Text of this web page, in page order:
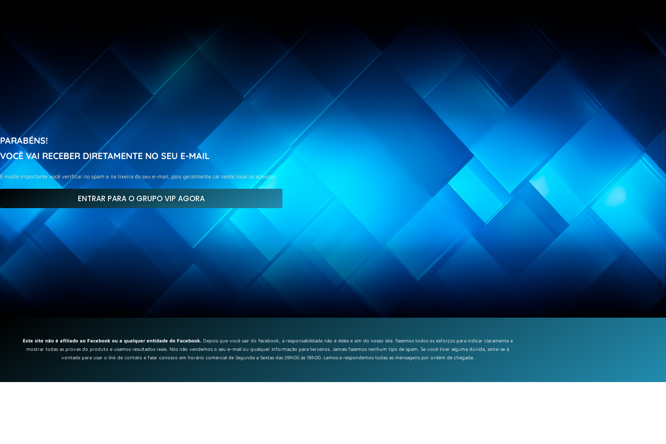
PARABÉNS!
VOCÊ VAI RECEBER DIRETAMENTE NO SEU E-MAIL
É muito importante você verificar no spam e na lixeira do seu e-mail, pois geralmente cai neste local os acessos!
ENTRAR PARA O GRUPO VIP AGORA
Este site não é afiliado ao Facebook ou a qualquer entidade do Facebook. Depois que você sair do Facebook, a responsabilidade não é deles e sim do nosso site. Fazemos todos os esforços para indicar claramente e
mostrar todas as provas do produto e usamos resultados reais. Nós não vendemos o seu e-mail ou qualquer informação para terceiros. Jamais fazemos nenhum tipo de spam. Se você tiver alguma dúvida, sinta-se à
vontade para usar o link de contato e falar conosco em horário comercial de Segunda a Sextas das 09h00 ás 18h00. Lemos e respondemos todas as mensagens por ordem de chegada.